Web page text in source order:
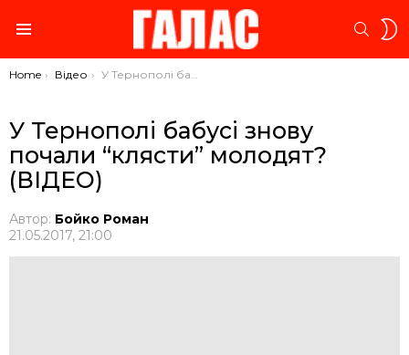
You are here:
Home Відео У Тернополі бабусі знову почали “клясти” молодят? (ВІДЕО)
У Тернополі бабусі знову
почали “клясти” молодят?
(ВІДЕО)
Автор: Бойко Роман
21.05.2017, 21:00